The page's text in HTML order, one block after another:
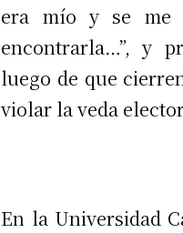
era mío y se me
encontrarla…”, y
luego de que
violar la veda
En la Universidad